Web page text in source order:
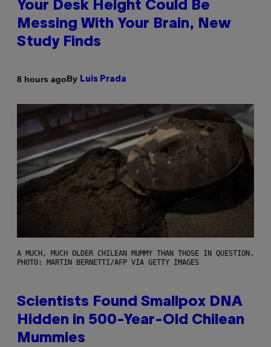
Your Desk Height Could Be
Messing With Your Brain, New
Study Finds
8 hours agoBy Luis Prada
A MUCH, MUCH OLDER CHILEAN MUMMY THAN THOSE IN QUESTION.
PHOTO: MARTIN BERNETTI/AFP VIA GETTY IMAGES
Scientists Found Smallpox DNA
Hidden in 500-Year-Old Chilean
Mummies